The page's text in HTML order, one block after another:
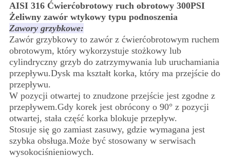
AISI 316 Ćwierćobrotowy ruch obrotowy 300PSI
Żeliwny zawór wtykowy typu podnoszenia
Zawory grzybkowe:
Zawór grzybkowy to zawór z ćwierćobrotowym ruchem
obrotowym, który wykorzystuje stożkowy lub
cylindryczny grzyb do zatrzymywania lub uruchamiania
przepływu.Dysk ma kształt korka, który ma przejście do
przepływu.
W pozycji otwartej to znudzone przejście jest zgodne z
przepływem.Gdy korek jest obrócony o 90° z pozycji
otwartej, stała część korka blokuje przepływ.
Stosuje się go zamiast zasuwy, gdzie wymagana jest
szybka obsługa.Może być stosowany w serwisach
wysokociśnieniowych.